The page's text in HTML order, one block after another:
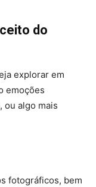
do
explorar em
emoções
ou algo mais
fotográficos, bem